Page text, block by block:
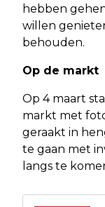
hebben
willen
behouden.
Op de markt
Op 4 maart
markt met
geraakt in
te gaan met
langs te